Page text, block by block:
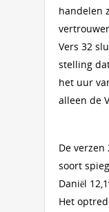
handelen
Vers 32
stelling
het uur
alleen de
De
soort
Daniël
Het